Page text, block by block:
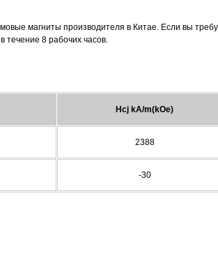
магниты производителя в Китае. Если вы
течение 8 рабочих часов.
Hcj kA/m(kOe)
2388
-30